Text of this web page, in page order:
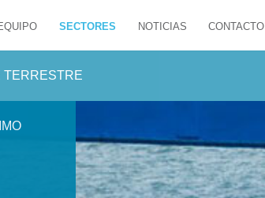
SECTORES NOTICIAS CONTACTO
TERRESTRE